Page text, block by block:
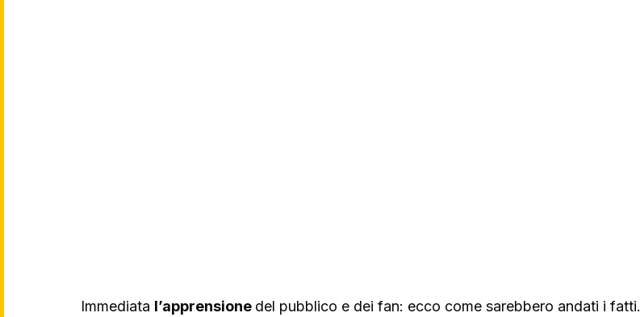
Immediata l’apprensione del pubblico e dei fan: ecco come sarebbero andati i fatti.